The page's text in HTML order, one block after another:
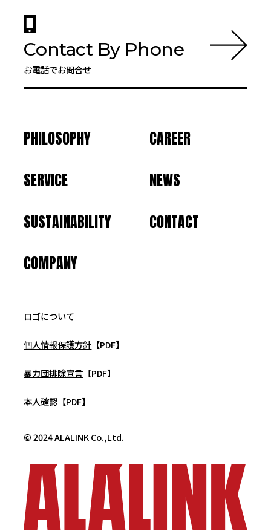
Contact By Phone
お電話でお問合せ
PHILOSOPHY
SERVICE
SUSTAINABILITY
COMPANY
CAREER
NEWS
CONTACT
ロゴについて
個人情報保護方針 【PDF】
暴力団排除宣言 【PDF】
本人確認 【PDF】
© 2024 ALALINK Co.,Ltd.